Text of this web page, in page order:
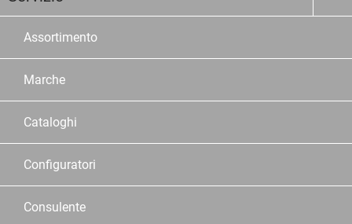
Assortimento
Marche
Cataloghi
Configuratori
Consulente